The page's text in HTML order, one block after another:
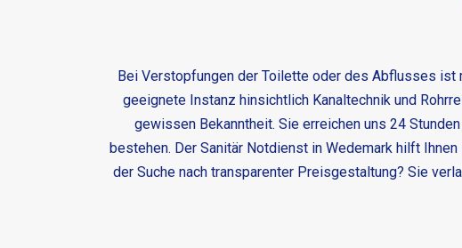
Bei Verstopfungen der Toilette oder des Abflusses ist
geeignete Instanz hinsichtlich Kanaltechnik und
gewissen Bekanntheit. Sie erreichen uns 24
bestehen. Der Sanitär Notdienst in Wedemarkhilft Ihnen
der Suche nach transparenter Preisgestaltung? Sie